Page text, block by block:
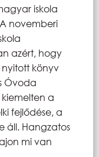
iskola
novemberi
azért, hogy
nyitott könyv
Óvoda
a
fejlődése, a
áll. Hangzatos
mi van